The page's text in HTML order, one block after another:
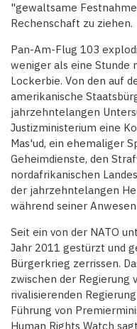
"gewaltsame
Rechenschaft zu ziehen.
Pan-Am-Flug 103
weniger als eine Stunde
Lockerbie. Von den auf
amerikanische
jahrzehntelangen
Justizministerium eine
Mas'ud, ein ehemaliger
Geheimdienste, den
nordafrikanischen
der jahrzehntelangen
während seiner
Seit ein von der NATO
Jahr 2011 gestürzt und
Bürgerkrieg zerrissen.
zwischen der Regierung
rivalisierenden
Führung von
Human Rights Watch